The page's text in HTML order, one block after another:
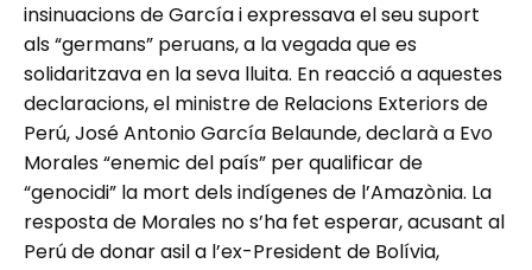
insinuacions de García i expressava el seu suport
als “germans” peruans, a la vegada que es
solidaritzava en la seva lluita. En reacció a aquestes
declaracions, el ministre de Relacions Exteriors de
Perú, José Antonio García Belaunde, declarà a Evo
Morales “enemic del país” per qualificar de
“genocidi” la mort dels indígenes de l’Amazònia. La
resposta de Morales no s’ha fet esperar, acusant al
Perú de donar asil a l’ex-President de Bolívia,